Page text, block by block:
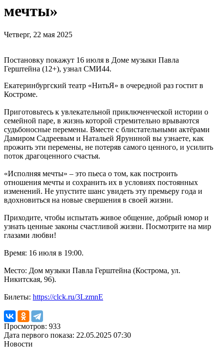
мечты»
Четверг, 22 мая 2025
Постановку покажут 16 июля в Доме музыки Павла
Герштейна (12+), узнал СМИ44.
Екатеринбургский театр «НитьЯ» в очередной раз гостит в
Костроме.
Приготовьтесь к увлекательной приключенческой истории о
семейной паре, в жизнь которой стремительно врываются
судьбоносные перемены. Вместе с блистательными актёрами
Дамиром Садреевым и Натальей Яруниной вы узнаете, как
прожить эти перемены, не потеряв самого ценного, и усилить
поток драгоценного счастья.
«Исполняя мечты» – это пьеса о том, как построить
отношения мечты и сохранить их в условиях постоянных
изменений. Не упустите шанс увидеть эту премьеру года и
вдохновиться на новые свершения в своей жизни.
Приходите, чтобы испытать живое общение, добрый юмор и
узнать ценные законы счастливой жизни. Посмотрите на мир
глазами любви!
Время: 16 июля в 19:00.
Место: Дом музыки Павла Герштейна (Кострома, ул.
Никитская, 96).
Билеты: https://clck.ru/3LzmnE
Просмотров: 933
Дата первого показа: 22.05.2025 07:30
Новости